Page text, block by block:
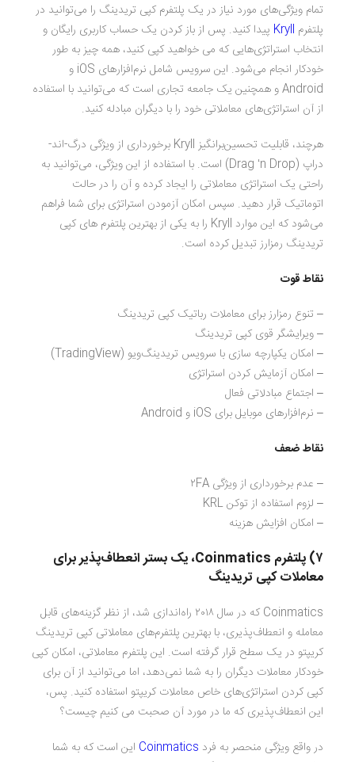
تمام ویژگی‌های مورد نیاز در یک پلتفرم کپی تریدینگ را می‌توانید در
پلتفرم Kryll پیدا کنید. پس از باز کردن یک حساب کاربری رایگان و
انتخاب استراتژی‌هایی که می خواهید کپی کنید، همه چیز به طور
خودکار انجام می‌شود. این سرویس شامل نرم‌افزارهای iOS و
Android و همچنین یک جامعه تجاری است که می‌توانید با استفاده
از آن استراتژی‌های معاملاتی خود را با دیگران مبادله کنید.
هرچند، قابلیت تحسین‌برانگیز Kryll برخورداری از ویژگی درگ-‌اند-
دراپ (Drag ‘n Drop) است. با استفاده از این ویژگی، می‌توانید به
راحتی یک استراتژی معاملاتی را ایجاد کرده و آن را در حالت
اتوماتیک قرار دهید. سپس امکان آزمودن استراتژی برای شما فراهم
می‌شود که این موارد Kryll را به یکی از بهترین پلتفرم های کپی
تریدینگ رمزارز تبدیل کرده است.
نقاط قوت
– تنوع رمزارز برای معاملات رباتیک کپی تریدینگ
– ویرایشگر قوی کپی تریدینگ
– امکان یکپارچه سازی با سرویس تریدینگ‌ویو (TradingView)
– امکان آزمایش کردن استراتژی
– اجتماع مبادلاتی فعال
– نرم‌افزارهای موبایل برای iOS و Android
نقاط ضعف
– عدم برخورداری از ویژگی ۲FA
– لزوم استفاده از توکن KRL
– امکان افزایش هزینه
۷) پلتفرم Coinmatics، یک بستر انعطاف‌پذیر برای
معاملات کپی تریدینگ
Coinmatics که در سال ۲۰۱۸ راه‌اندازی شد، از نظر گزینه‌های قابل
معامله و انعطاف‌پذیری، با بهترین پلتفرم‌های معاملاتی کپی تریدینگ
کریپتو در یک سطح قرار گرفته است. این پلتفرم معاملاتی، امکان کپی
خودکار معاملات دیگران را به شما نمی‌دهد، اما می‌توانید از آن برای
کپی کردن استراتژی‌های خاص معاملات کریپتو استفاده کنید. پس،
این انعطاف‌پذیری که ما در مورد آن صحبت می کنیم چیست؟
در واقع ویژگی منحصر به فرد Coinmatics این است که به شما